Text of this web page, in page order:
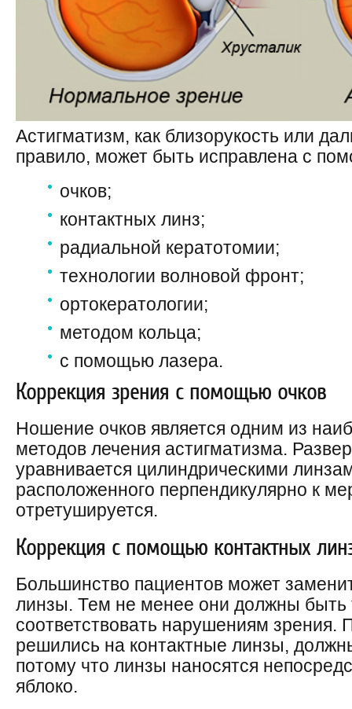
Астигматизм, как близорукость или
правило, может быть исправлена с
очков;
контактных линз;
радиальной кератотомии;
технологии волновой фронт;
ортокератологии;
методом кольца;
с помощью лазера.
Коррекция зрения с помощью очков
Ношение очков является одним из
методов лечения астигматизма.
уравнивается цилиндрическими
расположенного перпендикулярно к
отретушируется.
Коррекция с помощью контактных
Большинство пациентов может
линзы. Тем не менее они должны
соответствовать нарушениям зрения.
решились на контактные линзы,
потому что линзы наносятся
яблоко.